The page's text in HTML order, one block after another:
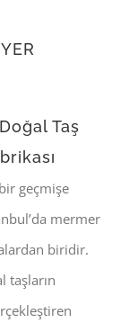
Taş
geçmişe
mermer
biridir.
taşların